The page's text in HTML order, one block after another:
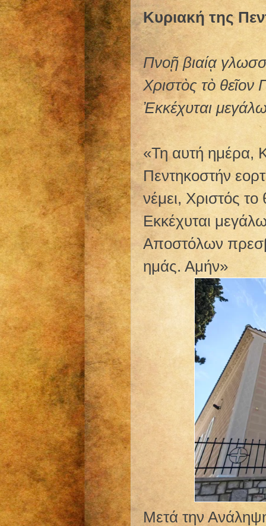
Κυριακή της
Πνοῇ βιαίᾳ
Χριστὸς τὸ θεῖον
Ἐκκέχυται
«Τη αυτή ημέρα,
Πεντηκοστήν
νέμει, Χριστός
Εκκέχυται
Αποστόλων
ημάς. Αμήν»
Μετά την